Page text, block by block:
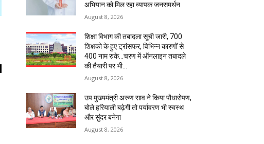
अभियान को मिल रहा व्यापक जनसमर्थन
August 8, 2026
शिक्षा विभाग की तबादला सूची जारी, 700
शिक्षको के हुए ट्रांसफर, विभिन्न कारणों से
400 नाम रुके…चरण में ऑनलाइन तबादले
की तैयारी पर भी...
August 8, 2026
उप मुख्यमंत्री अरुण साव ने किया पौधारोपण,
बोले हरियाली बढ़ेगी तो पर्यावरण भी स्वस्थ
और सुंदर बनेगा
August 8, 2026